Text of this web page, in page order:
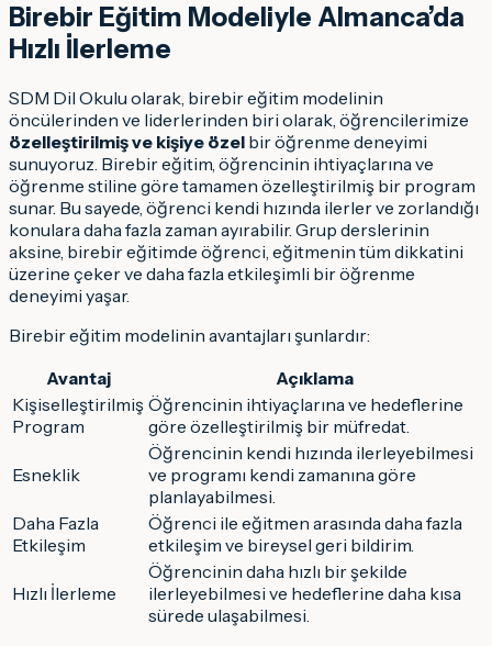
Birebir Eğitim Modeliyle Almanca’da
Hızlı İlerleme
SDM Dil Okulu olarak, birebir eğitim modelinin
öncülerinden ve liderlerinden biri olarak, öğrencilerimize
özelleştirilmiş ve kişiye özel bir öğrenme deneyimi
sunuyoruz. Birebir eğitim, öğrencinin ihtiyaçlarına ve
öğrenme stiline göre tamamen özelleştirilmiş bir program
sunar. Bu sayede, öğrenci kendi hızında ilerler ve zorlandığı
konulara daha fazla zaman ayırabilir. Grup derslerinin
aksine, birebir eğitimde öğrenci, eğitmenin tüm dikkatini
üzerine çeker ve daha fazla etkileşimli bir öğrenme
deneyimi yaşar.
Birebir eğitim modelinin avantajları şunlardır:
Avantaj
Açıklama
Kişiselleştirilmiş
Program
Öğrencinin ihtiyaçlarına ve hedeflerine
göre özelleştirilmiş bir müfredat.
Esneklik
Öğrencinin kendi hızında ilerleyebilmesi
ve programı kendi zamanına göre
planlayabilmesi.
Daha Fazla
Etkileşim
Öğrenci ile eğitmen arasında daha fazla
etkileşim ve bireysel geri bildirim.
Hızlı İlerleme
Öğrencinin daha hızlı bir şekilde
ilerleyebilmesi ve hedeflerine daha kısa
sürede ulaşabilmesi.